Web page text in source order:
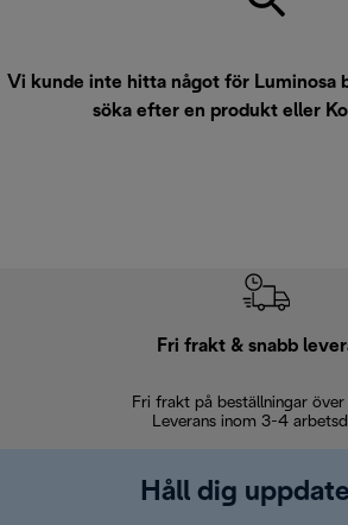
Vi kunde inte hitta något för Luminosa
söka efter en produkt eller
Fri frakt & snabb
Fri frakt på beställningar
Leverans inom 3-4
Håll dig